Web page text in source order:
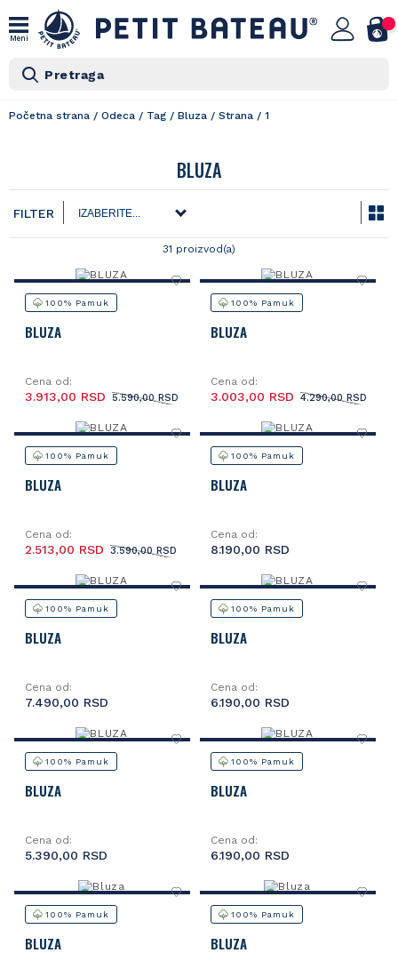
Meni
Pretraga
Početna strana / Odeca / Tag / Bluza / Strana / 1
BLUZA
FILTER
31 proizvod(a)
100% Pamuk
BLUZA
Cena od:
5.590,00 RSD
3.913,00 RSD
100% Pamuk
BLUZA
Cena od:
4.290,00 RSD
3.003,00 RSD
100% Pamuk
BLUZA
Cena od:
3.590,00 RSD
2.513,00 RSD
100% Pamuk
BLUZA
Cena od:
8.190,00 RSD
100% Pamuk
BLUZA
Cena od:
7.490,00 RSD
100% Pamuk
BLUZA
Cena od:
6.190,00 RSD
100% Pamuk
BLUZA
Cena od:
5.390,00 RSD
100% Pamuk
BLUZA
Cena od:
6.190,00 RSD
100% Pamuk
BLUZA
100% Pamuk
BLUZA